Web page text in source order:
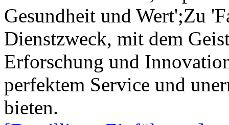
Gesundheit und Wert';Zu
Dienstzweck, mit dem
Erforschung und
perfektem Service und
bieten.